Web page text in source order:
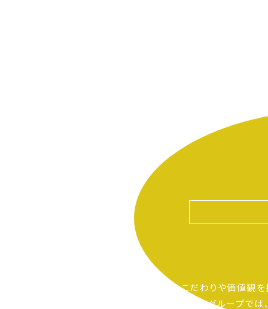
自分たちのこだわりや価値観
ピアーサーティーグループでは